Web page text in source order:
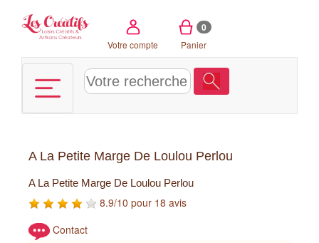
Votre compte
0
Panier
A La Petite Marge De Loulou Perlou
A La Petite Marge De Loulou Perlou
8.9/10 pour 18 avis
Contact